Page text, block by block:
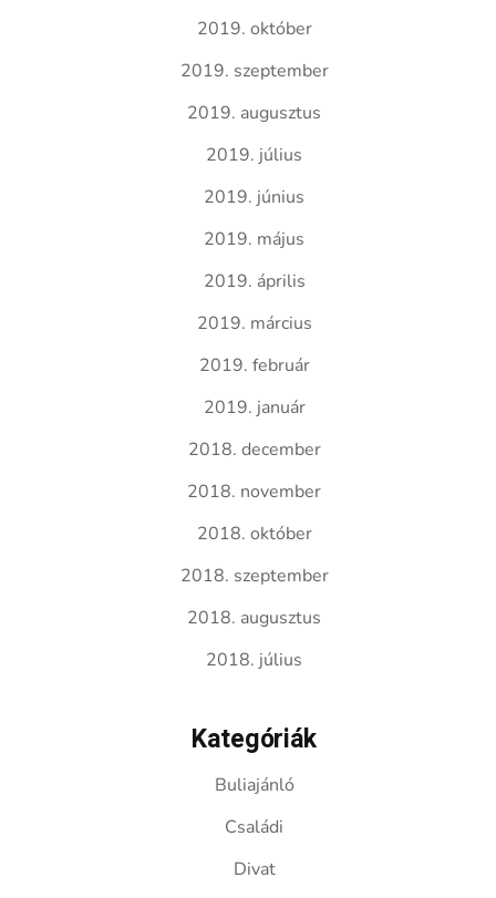
2019. október
2019. szeptember
2019. augusztus
2019. július
2019. június
2019. május
2019. április
2019. március
2019. február
2019. január
2018. december
2018. november
2018. október
2018. szeptember
2018. augusztus
2018. július
Kategóriák
Buliajánló
Családi
Divat